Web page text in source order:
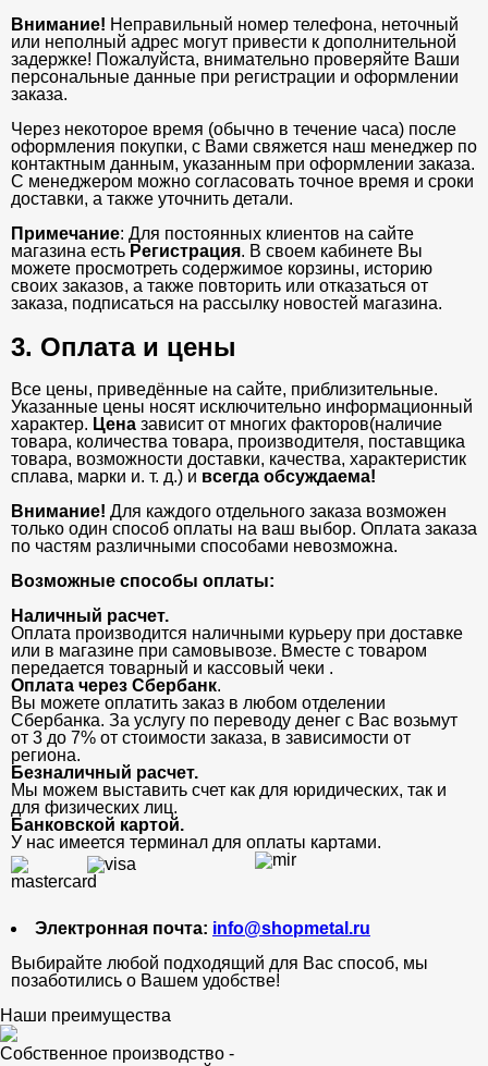
Внимание! Неправильный номер телефона, неточный
или неполный адрес могут привести к дополнительной
задержке! Пожалуйста, внимательно проверяйте Ваши
персональные данные при регистрации и оформлении
заказа.
Через некоторое время (обычно в течение часа) после
оформления покупки, с Вами свяжется наш менеджер по
контактным данным, указанным при оформлении заказа.
С менеджером можно согласовать точное время и сроки
доставки, а также уточнить детали.
Примечание: Для постоянных клиентов на сайте
магазина есть Регистрация. В своем кабинете Вы
можете просмотреть содержимое корзины, историю
своих заказов, а также повторить или отказаться от
заказа, подписаться на рассылку новостей магазина.
3. Оплата и цены
Все цены, приведённые на сайте, приблизительные.
Указанные цены носят исключительно информационный
характер. Цена зависит от многих факторов(наличие
товара, количества товара, производителя, поставщика
товара, возможности доставки, качества, характеристик
сплава, марки и. т. д.) и всегда обсуждаема!
Внимание! Для каждого отдельного заказа возможен
только один способ оплаты на ваш выбор. Оплата заказа
по частям различными способами невозможна.
Возможные способы оплаты:
Наличный расчет.
Оплата производится наличными курьеру при доставке
или в магазине при самовывозе. Вместе с товаром
передается товарный и кассовый чеки .
Оплата через Сбербанк.
Вы можете оплатить заказ в любом отделении
Сбербанка. За услугу по переводу денег с Вас возьмут
от 3 до 7% от стоимости заказа, в зависимости от
региона.
Безналичный расчет.
Мы можем выставить счет как для юридических, так и
для физических лиц.
Банковской картой.
У нас имеется терминал для оплаты картами.
Электронная почта: info@shopmetal.ru
Выбирайте любой подходящий для Вас способ, мы
позаботились о Вашем удобстве!
Наши преимущества
Собственное производство -